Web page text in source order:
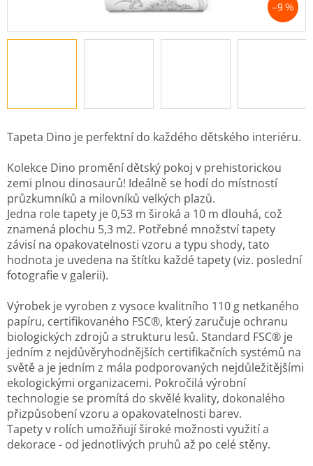
–9 %
Tapeta Dino je perfektní do každého dětského interiéru.
Kolekce Dino promění dětský pokoj v prehistorickou
zemi plnou dinosaurů! Ideálně se hodí do místností
průzkumníků a milovníků velkých plazů.
Jedna role tapety je 0,53 m široká a 10 m dlouhá, což
znamená plochu 5,3 m2. Potřebné množství tapety
závisí na opakovatelnosti vzoru a typu shody, tato
hodnota je uvedena na štítku každé tapety (viz. poslední
fotografie v galerii).
Výrobek je vyroben z vysoce kvalitního 110 g netkaného
papíru, certifikovaného FSC®, který zaručuje ochranu
biologických zdrojů a strukturu lesů. Standard FSC® je
jedním z nejdůvěryhodnějších certifikačních systémů na
světě a je jedním z mála podporovaných nejdůležitějšími
ekologickými organizacemi. Pokročilá výrobní
technologie se promítá do skvělé kvality, dokonalého
přizpůsobení vzoru a opakovatelnosti barev.
Tapety v rolích umožňují široké možnosti využití a
dekorace - od jednotlivých pruhů až po celé stěny.